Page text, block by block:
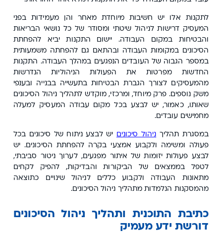
לתקנות אלו יש חשיבות מיוחדת מאחר והן מעמידות בפני
המעסיק דרישות לניהול שיטתי ומסודר של כל נושאי הבריאות
והבטיחות במקום העבודה. יישום התקנות יביא להפחתת
הסיכונים במקומות העבודה ובהתאם גם להפחתה משמעותית
במספר הגבוה של העובדים הנפגעים במהלך העבודה. התקנות
החדשות מפרטות את הפעולות הניהוליות הנדרשות
מהמעסיקים לצורך הגברת הבטיחות בתעשייה בבנייה ובענפי
משק נוספים. פרק מיוחד, ומרכזי, מוקדש לתהליך ניהול הסיכונים
שאותו, כאמור, יש לבצע בכל מקום עבודה המעסיק למעלה
מחמישים עובדים.
במסגרת תהליך ניהול סיכונים יש לבצע ניתוח של סיכונים בכל
פעולה ומשימה ולקבוע אמצעי בקרה להפחתת הסיכונים. יש
לבצע פעולות יזומות של איתור מפגעים, לערוך ניטור סביבתי,
לטפל בממצאים של הביקורות והבדיקות, להפיק לקחים
מתאונות העבודה ולקבוע כללים לניהול שינויים כתוצאה
מהמסקנות הנלמדות מתהליך ניהול הסיכונים.
כתיבת התוכנית ותהליך ניהול הסיכונים
דורשת ידע מעמיק